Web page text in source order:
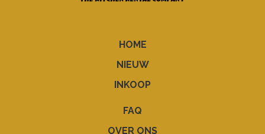
HOME
NIEUW
INKOOP
FAQ
OVER ONS